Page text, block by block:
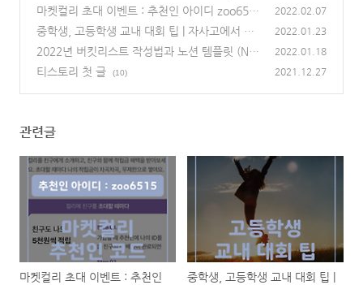
초대, 추천인 링크 / 마이리얼트립 예매 소개 +
0원 초특가 뽑기
(7)
마켓컬리 초대 이벤트 : 추천인 아이디 zoo6515
/ 5000원 지급 이벤트 / 자취생, 직장인, 주부를
위한 새벽배송!
(0)
2022.02.07
중학생, 고등학생 교내 대회 팁 | 자사고에서 수
상한 비결
(0)
2022.01.23
2022년 버킷리스트 작성법과 노션 템플릿 (NO
TION 양식 제공)
(4)
2022.01.18
티스토리 첫 글 (10) 2021.12.27
관련글
마켓컬리 초대 이벤트 : 추천인
중학생, 고등학생 교내 대회 팁 |